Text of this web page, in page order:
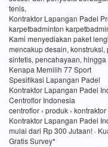
tenis,
Kontraktor Lapangan Padel
karpetbadminton
Kami menyediakan paket
mencakup desain,
sintetis, pencahayaan, hingga
Kenapa Memilih 77 Sport
Spesifikasi Lapangan Padel
Kontraktor Lapangan Padel
Centroflor Indonesia
centroflor › produk ›
Kontraktor Lapangan Padel
mulai dari Rp 300 Jutaan! ·
Gratis Survey*